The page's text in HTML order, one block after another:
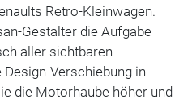
Retro-Kleinwagen.
Gestalter die Aufgabe
aller sichtbaren
Verschiebung in
die Motorhaube höher und